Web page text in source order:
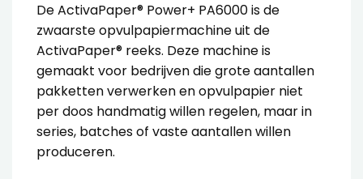
De ActivaPaper® Power+ PA6000 is de
zwaarste opvulpapiermachine uit de
ActivaPaper® reeks. Deze machine is
gemaakt voor bedrijven die grote aantallen
pakketten verwerken en opvulpapier niet
per doos handmatig willen regelen, maar in
series, batches of vaste aantallen willen
produceren.